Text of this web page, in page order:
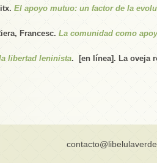
El apoyo mutuo: un factor de la
Francesc. La comunidad como
libertad leninista.
[en línea]. La oveja